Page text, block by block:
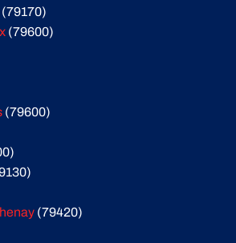
(79170)
(79600)
(79600)
(79420)